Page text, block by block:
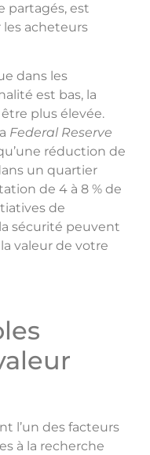
partagés, est
acheteurs
dans les
est bas, la
plus élevée.
Federal Reserve
réduction de
un quartier
de 4 à 8 % de
de
sécurité peuvent
valeur de votre
l’un des facteurs
à la recherche